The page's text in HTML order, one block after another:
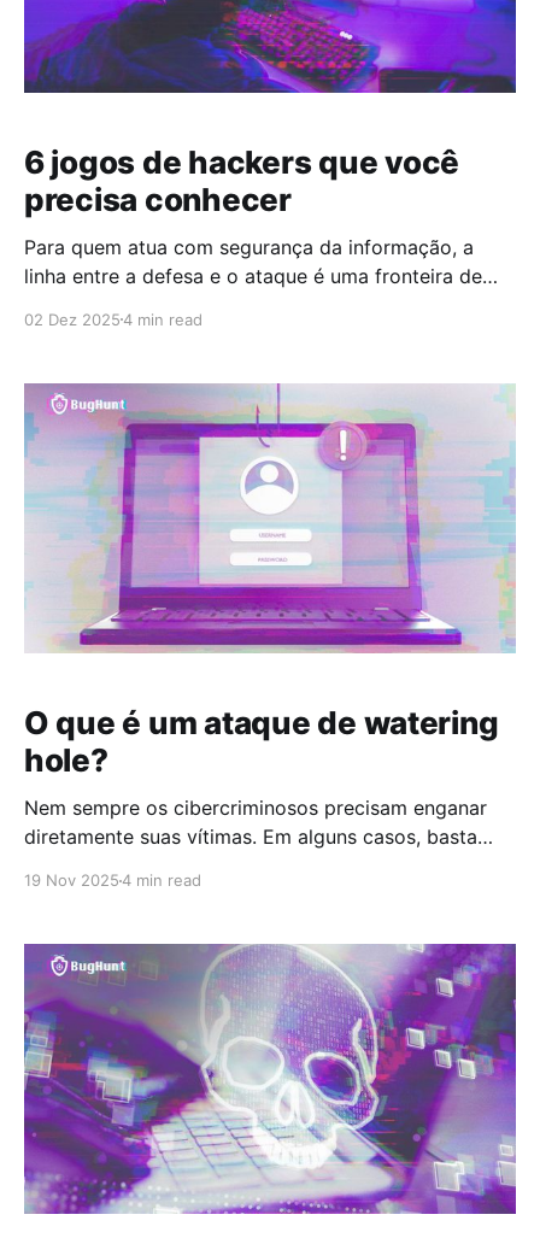
6 jogos de hackers que você
precisa conhecer
Para quem atua com segurança da informação, a
linha entre a defesa e o ataque é uma fronteira de
quebrar códigos; é sobre entender a fundo a lógica
tudo, ter uma mente criativa e estratégica. É
02 Dez 20254 min read
O que é um ataque de watering
hole?
Nem sempre os cibercriminosos precisam enganar
diretamente suas vítimas. Em alguns casos, basta
legítimos em armadilhas digitais. Neste artigo, você
vai entender como esse ataque funciona
19 Nov 20254 min read